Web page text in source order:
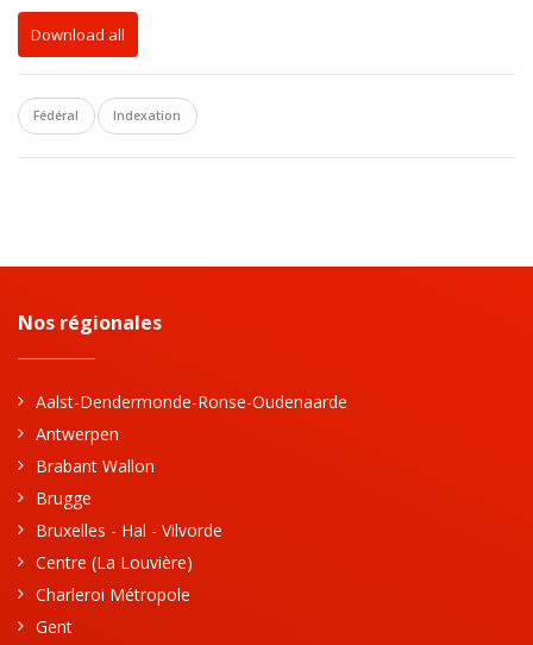
Download all
Fédéral Indexation
Nos régionales
Aalst-Dendermonde-Ronse-Oudenaarde
Antwerpen
Brabant Wallon
Brugge
Bruxelles - Hal - Vilvorde
Centre (La Louvière)
Charleroi Métropole
Gent